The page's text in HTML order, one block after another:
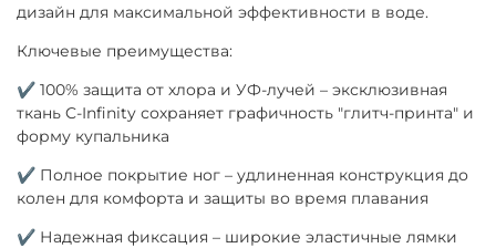
дизайн для максимальной эффективности в воде.
Ключевые преимущества:
✔ 100% защита от хлора и УФ-лучей – эксклюзивная
ткань C-Infinity сохраняет графичность "глитч-принта" и
форму купальника
✔ Полное покрытие ног – удлиненная конструкция до
колен для комфорта и защиты во время плавания
✔ Надежная фиксация – широкие эластичные лямки